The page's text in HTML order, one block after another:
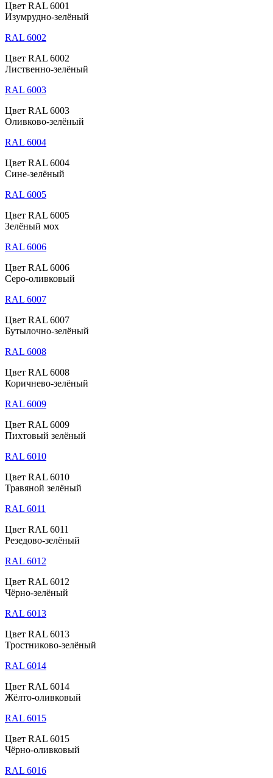
Цвет RAL 6001
Изумрудно-зелёный
RAL 6002
Цвет RAL 6002
Лиственно-зелёный
RAL 6003
Цвет RAL 6003
Оливково-зелёный
RAL 6004
Цвет RAL 6004
Сине-зелёный
RAL 6005
Цвет RAL 6005
Зелёный мох
RAL 6006
Цвет RAL 6006
Серо-оливковый
RAL 6007
Цвет RAL 6007
Бутылочно-зелёный
RAL 6008
Цвет RAL 6008
Коричнево-зелёный
RAL 6009
Цвет RAL 6009
Пихтовый зелёный
RAL 6010
Цвет RAL 6010
Травяной зелёный
RAL 6011
Цвет RAL 6011
Резедово-зелёный
RAL 6012
Цвет RAL 6012
Чёрно-зелёный
RAL 6013
Цвет RAL 6013
Тростниково-зелёный
RAL 6014
Цвет RAL 6014
Жёлто-оливковый
RAL 6015
Цвет RAL 6015
Чёрно-оливковый
RAL 6016